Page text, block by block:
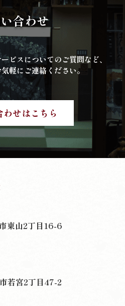
合わせ
ビスについてのご質問など、
軽にご連絡ください。
わせはこちら
東山2丁目16-6
若宮2丁目47-2